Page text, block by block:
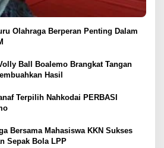
Olahraga Berperan Penting Dalam
Ball Boalemo Brangkat Tangan
Hasil
Terpilih Nahkodai PERBASI
Bersama Mahasiswa KKN Sukses
Sepak Bola LPP